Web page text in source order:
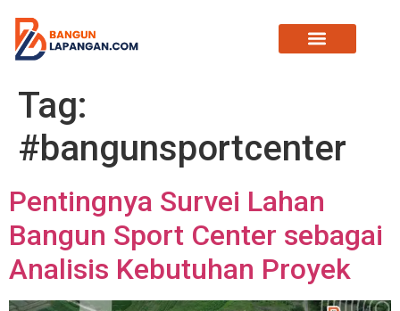
Tag:
#bangunsportcenter
Pentingnya Survei Lahan
Bangun Sport Center sebagai
Analisis Kebutuhan Proyek